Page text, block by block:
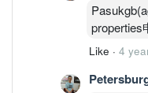
properties
Like · 4